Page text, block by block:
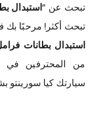
تبحث عن “استبدال
تبحث أكثر! مرحبًا بك
استبدال بطانات
من المحترفين في
سيارتك كيا سورينتو